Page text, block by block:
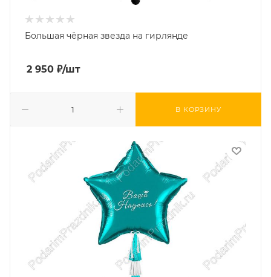
Большая чёрная звезда на гирлянде
2 950 ₽/шт
В КОРЗИНУ